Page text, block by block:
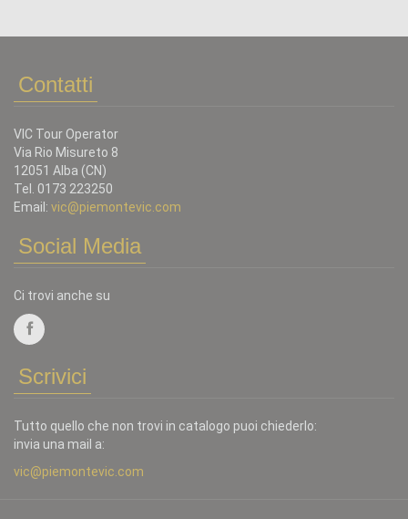
Contatti
VIC Tour Operator
Via Rio Misureto 8
12051 Alba (CN)
Tel. 0173 223250
Email: vic@piemontevic.com
Social Media
Ci trovi anche su
Scrivici
Tutto quello che non trovi in catalogo puoi chiederlo:
invia una mail a:
vic@piemontevic.com